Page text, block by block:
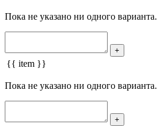
Пока не указано ни одного варианта.
+
{{ item }}
Пока не указано ни одного варианта.
+